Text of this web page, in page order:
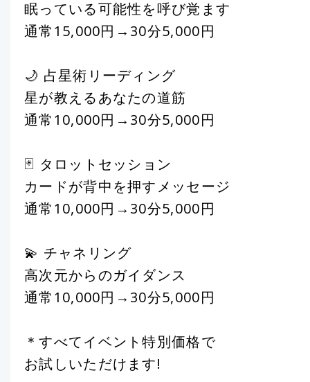
眠っている可能性を呼び覚ます
通常15,000円→30分5,000円
🌙 占星術リーディング
星が教えるあなたの道筋
通常10,000円→30分5,000円
🃏 タロットセッション
カードが背中を押すメッセージ
通常10,000円→30分5,000円
💫 チャネリング
高次元からのガイダンス
通常10,000円→30分5,000円
＊すべてイベント特別価格で
お試しいただけます!